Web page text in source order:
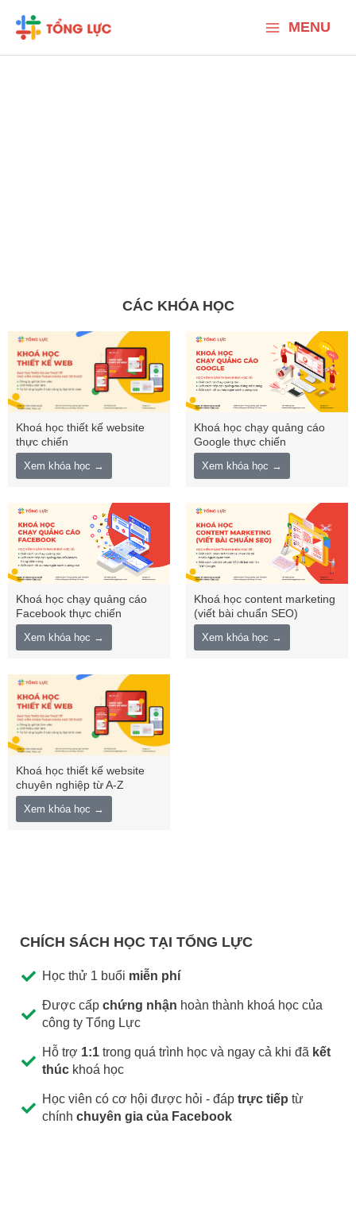
dung
Menu
MENU
CÁC KHÓA HỌC
Khoá học thiết kế website
thực chiến
Xem khóa học →
Khoá học chạy quảng cáo
Google thực chiến
Xem khóa học →
Khoá học chạy quảng cáo
Facebook thực chiến
Xem khóa học →
Khoá học content marketing
(viết bài chuẩn SEO)
Xem khóa học →
Khoá học thiết kế website
chuyên nghiệp từ A-Z
Xem khóa học →
CHÍCH SÁCH HỌC TẠI TỔNG LỰC
Học thử 1 buổi miễn phí
Được cấp chứng nhận hoàn thành khoá học của
công ty Tổng Lực
Hỗ trợ 1:1trong quá trình học và ngay cả khi đã kết
thúckhoá học
Học viên có cơ hội được hỏi - đáp trực tiếp từ
chính chuyên gia của Facebook